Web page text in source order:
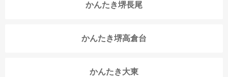
かんたき堺長尾
かんたき堺高倉台
かんたき大東